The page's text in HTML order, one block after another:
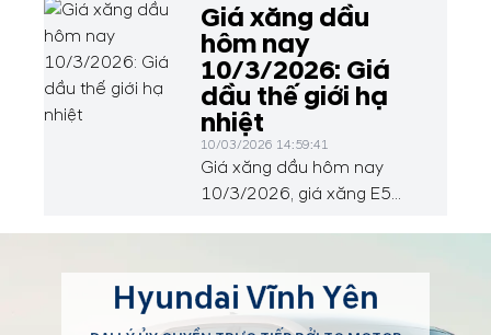
Giá xăng dầu
hôm nay
10/3/2026: Giá
dầu thế giới hạ
nhiệt
10/03/2026 14:59:41
Giá xăng dầu hôm nay
10/3/2026, giá xăng E5
mức 27.047 đồng/lít. Tại thị
trường thế giới, dầu thô
quay đầu giảm nhẹ sau khi
Hyundai Vĩnh Yên